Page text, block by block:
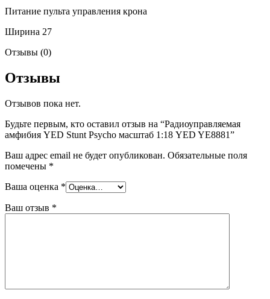
Питание пульта управления крона
Ширина 27
Отзывы (0)
Отзывы
Отзывов пока нет.
Будьте первым, кто оставил отзыв на “Радиоуправляемая
амфибия YED Stunt Psycho масштаб 1:18 YED YE8881”
Ваш адрес email не будет опубликован. Обязательные поля
помечены *
Ваша оценка *
Ваш отзыв *